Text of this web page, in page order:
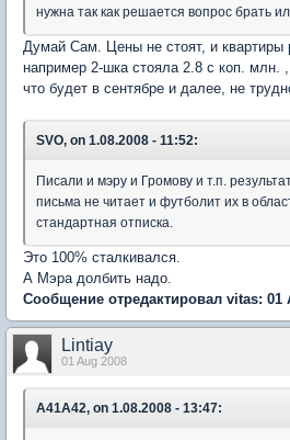
нужна так как решается вопрос брать
Думай Сам. Цены не стоят, и квартиры
например 2-шка стояла 2.8 с коп. млн.
что будет в сентябре и далее, не
SVO, on 1.08.2008 - 11:52:
Писали и мэру и Громову и т.п.
письма не читает и футболит их в
стандартная отписка.
Это 100% сталкивался.
А Мэра долбить надо.
Сообщение отредактировал vitas: 01
Lintiay
01 Aug 2008
A41A42, on 1.08.2008 - 13:47: